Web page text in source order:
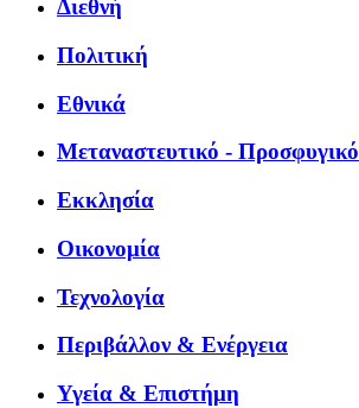
Διεθνή
Πολιτική
Εθνικά
Μεταναστευτικό - Προσφυγικό
Εκκλησία
Οικονομία
Τεχνολογία
Περιβάλλον & Ενέργεια
Υγεία & Επιστήμη